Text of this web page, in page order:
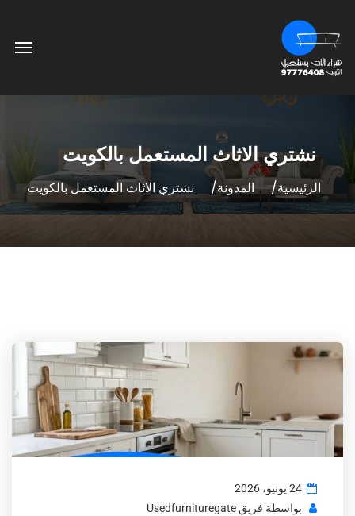
نشتري الاثاث المستعمل بالكويت
الرئيسية المدونة نشتري الاثاث المستعمل بالكويت
24 يونيو، 2026
بواسطة فريق Usedfurnituregate